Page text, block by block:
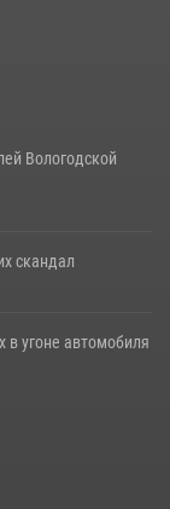
Вологодской
скандал
угоне автомобиля